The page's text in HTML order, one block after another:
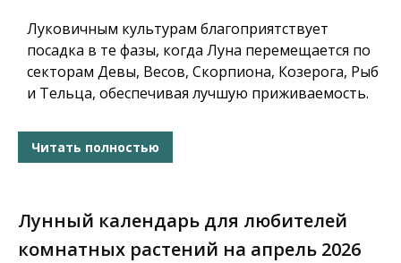
Луковичным культурам благоприятствует
посадка в те фазы, когда Луна перемещается по
секторам Девы, Весов, Скорпиона, Козерога, Рыб
и Тельца, обеспечивая лучшую приживаемость.
Читать полностью
Лунный календарь для любителей
комнатных растений на апрель 2026